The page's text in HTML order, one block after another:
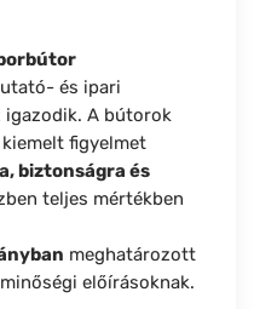
és ipari
igazodik. A bútorok
figyelmet
biztonságra és
teljes mértékben
meghatározott
előírásoknak.